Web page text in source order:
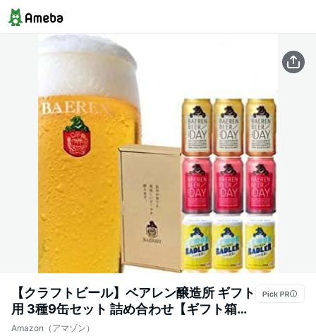
【クラフトビール】ベアレン醸造所 ギフト
用 3種9缶セット 詰め合わせ【ギフト箱
付】【岩手の地ビール】
Amazon（アマゾン）